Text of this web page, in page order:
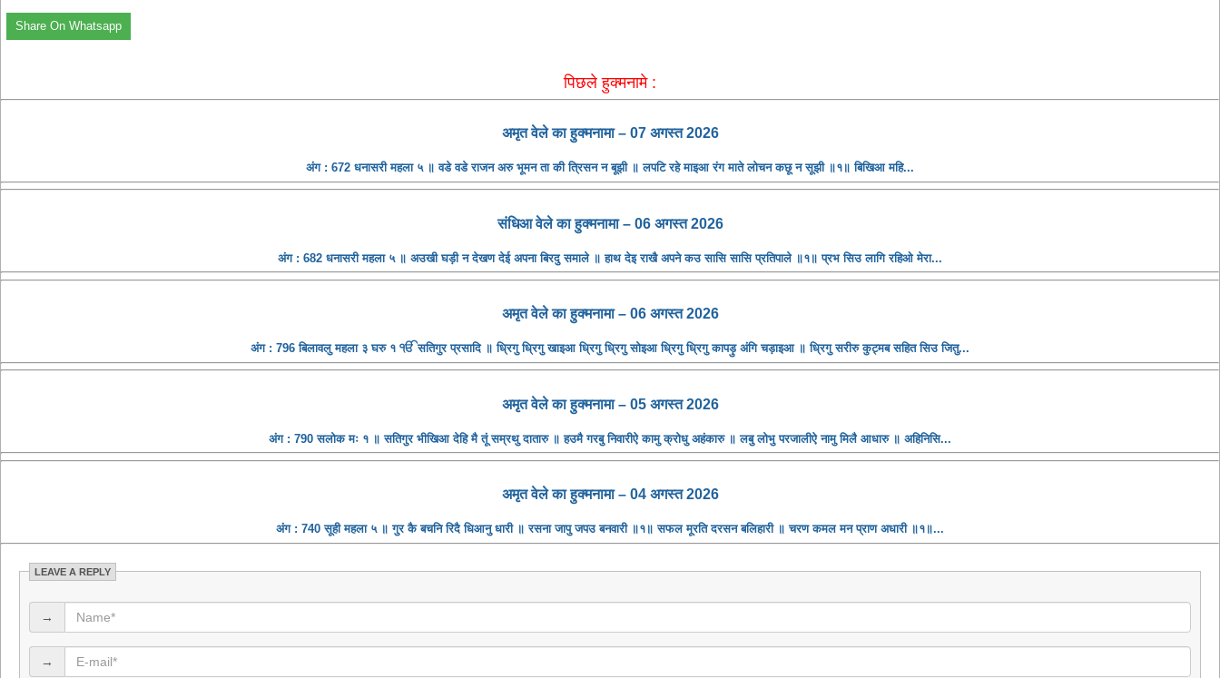
Share On Whatsapp
पिछले हुक्मनामे :
अमृत ​​वेले का हुक्मनामा – 07 अगस्त 2026
अंग : 672 धनासरी महला ५ ॥ वडे वडे राजन अरु भूमन ता की त्रिसन न बूझी ॥ लपटि रहे माइआ रंग माते लोचन कछू न सूझी ॥१॥ बिखिआ महि...
संधिआ ​​वेले का हुक्मनामा – 06 अगस्त 2026
अंग : 682 धनासरी महला ५ ॥ अउखी घड़ी न देखण देई अपना बिरदु समाले ॥ हाथ देइ राखै अपने कउ सासि सासि प्रतिपाले ॥१॥ प्रभ सिउ लागि रहिओ मेरा...
अमृत ​​वेले का हुक्मनामा – 06 अगस्त 2026
अंग : 796 बिलावलु महला ३ घरु १ ੴ सतिगुर प्रसादि ॥ ध्रिगु ध्रिगु खाइआ ध्रिगु ध्रिगु सोइआ ध्रिगु ध्रिगु कापड़ु अंगि चड़ाइआ ॥ ध्रिगु सरीरु कुट्मब सहित सिउ जितु...
अमृत ​​वेले का हुक्मनामा – 05 अगस्त 2026
अंग : 790 सलोक मः १ ॥ सतिगुर भीखिआ देहि मै तूं सम्रथु दातारु ॥ हउमै गरबु निवारीऐ कामु क्रोधु अहंकारु ॥ लबु लोभु परजालीऐ नामु मिलै आधारु ॥ अहिनिसि...
अमृत ​​वेले का हुक्मनामा – 04 अगस्त 2026
अंग : 740 सूही महला ५ ॥ गुर कै बचनि रिदै धिआनु धारी ॥ रसना जापु जपउ बनवारी ॥१॥ सफल मूरति दरसन बलिहारी ॥ चरण कमल मन प्राण अधारी ॥१॥...
LEAVE A REPLY
→
→